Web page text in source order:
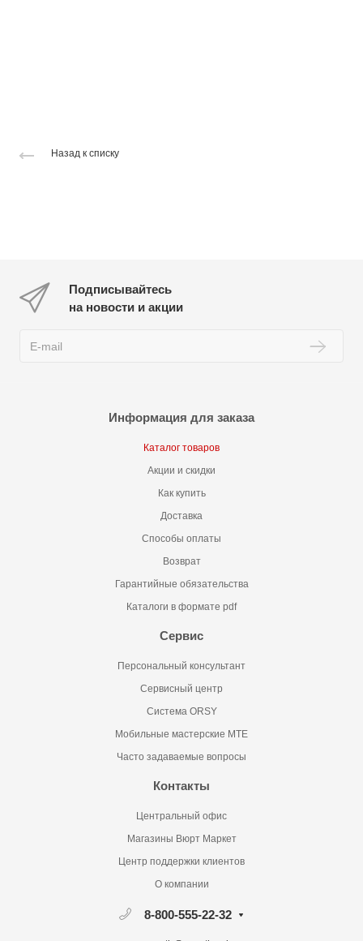
Назад к списку
Подписывайтесь
на новости и акции
Информация для заказа
Каталог товаров
Акции и скидки
Как купить
Доставка
Способы оплаты
Возврат
Гарантийные обязательства
Каталоги в формате pdf
Сервис
Персональный консультант
Сервисный центр
Система ORSY
Мобильные мастерские MTE
Часто задаваемые вопросы
Контакты
Центральный офис
Магазины Вюрт Маркет
Центр поддержки клиентов
О компании
8-800-555-22-32